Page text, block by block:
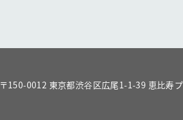
〒150-0012 東京都渋谷区広尾1-1-39 恵比寿